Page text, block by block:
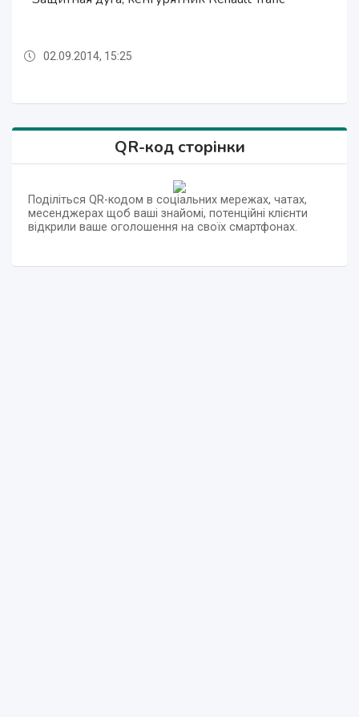
02.09.2014, 15:25
перемычкой на Nissan Primastar.
поворотники
QR-код сторінки
Поділіться QR-кодом в соціальних мережах, чатах,
месенджерах щоб ваші знайомі, потенційні клієнти
відкрили ваше оголошення на своїх смартфонах.